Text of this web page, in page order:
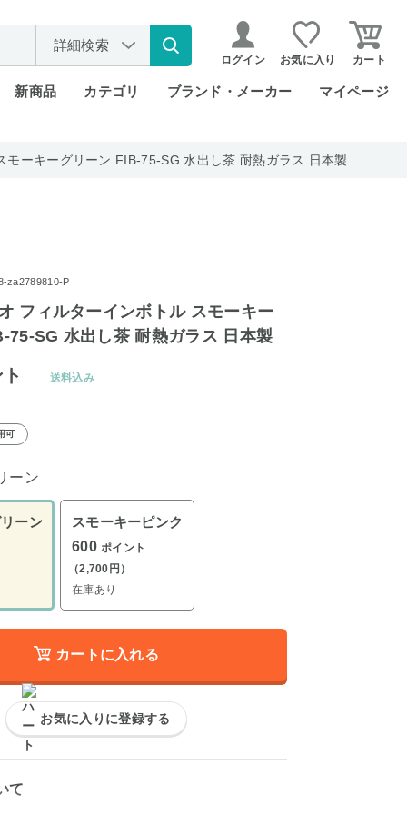
詳細検索
ログイン お気に入り カート
新商品 カテゴリ ブランド・メーカー マイページ
ーキーグリーン FIB-75-SG 水出し茶 耐熱ガラス 日本製
za2789810-P
フィルターインボトル スモーキー
75-SG 水出し茶 耐熱ガラス 日本製
送料込み
可
ーン
ーン
スモーキーピンク
600 ポイント
（2,700円）
在庫あり
カートに入れる
お気に入りに登録する
て